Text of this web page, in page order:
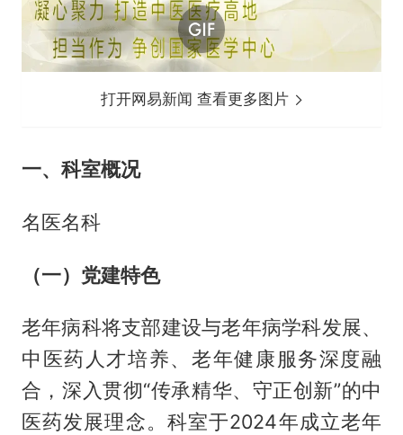
打开网易新闻 查看更多图片
一、科室概况
名医名科
（一）党建特色
老年病科将支部建设与老年病学科发展、
中医药人才培养、老年健康服务深度融
合，深入贯彻“传承精华、守正创新”的中
医药发展理念。科室于2024年成立老年